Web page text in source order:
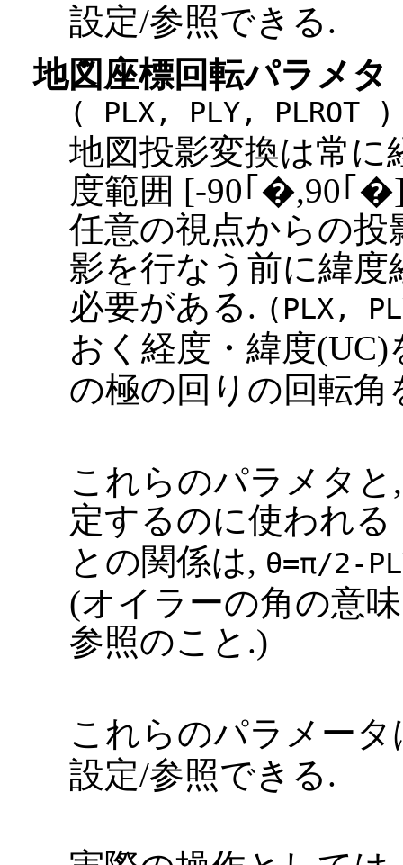
設定/参照できる.
地図座標回転パラメタ
( PLX, PLY, PLROT )
地図投影変換は常
度範囲 [-90｢�,90｢�
任意の視点からの
影を行なう前に緯
必要がある. (PLX,
おく経度・緯度
の極の回りの回転角
これらのパラメタ
定するのに使われ
との関係は, θ=π/2-
(オイラーの角の意
参照のこと.)
これらのパラメー
設定/参照できる.